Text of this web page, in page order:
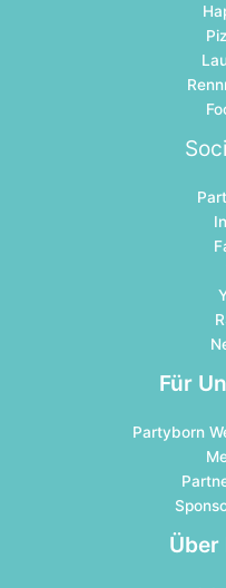
Für
Partyborn